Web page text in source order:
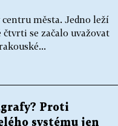
města. Jedno leží
se začalo uvažovat
Proti
systému jen